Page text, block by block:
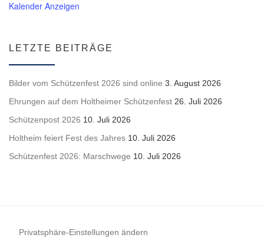
Kalender Anzeigen
LETZTE BEITRÄGE
Bilder vom Schützenfest 2026 sind online 3. August 2026
Ehrungen auf dem Holtheimer Schützenfest 26. Juli 2026
Schützenpost 2026 10. Juli 2026
Holtheim feiert Fest des Jahres 10. Juli 2026
Schützenfest 2026: Marschwege 10. Juli 2026
Privatsphäre-Einstellungen ändern